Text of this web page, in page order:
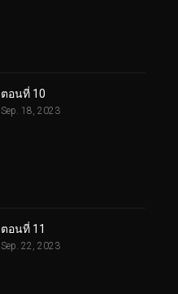
ตอนที่ 10
Sep. 18, 2023
ตอนที่ 11
Sep. 22, 2023